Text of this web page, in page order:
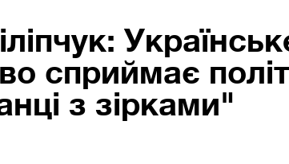
сприймає
з зірками"